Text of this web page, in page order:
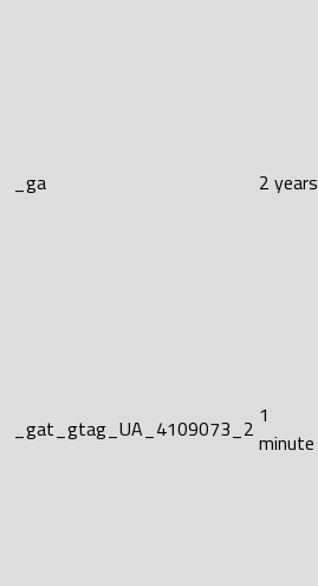
_ga 2 years
_gat_gtag_UA_4109073_2 1
minute